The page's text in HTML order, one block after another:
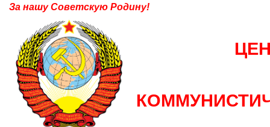
За нашу Советскую Родину!